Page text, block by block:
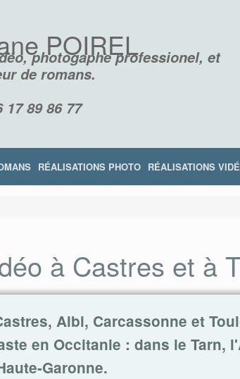
POIREL
photogaphe professionel, et
de romans.
17 89 86 77
RÉALISATIONS PHOTO RÉALISATIONS
à Castres et à
Albi, Carcassonne et
en Occitanie : dans le Tarn,
Garonne.